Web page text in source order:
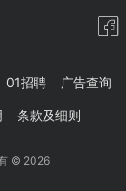
01招聘 广告查询
条款及细则
© 2026